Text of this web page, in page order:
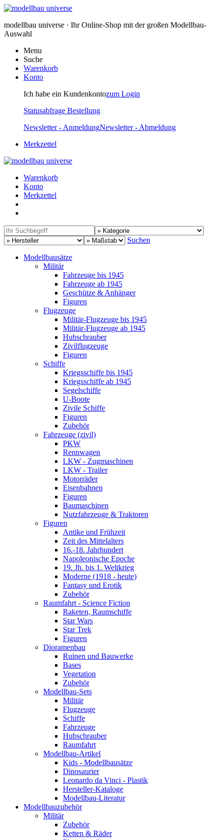
modellbau universe · Ihr Online-Shop mit der großen Modellbau-
Auswahl
Menu
Suche
Warenkorb
Konto
Ich habe ein Kundenkontozum Login
Statusabfrage Bestellung
Newsletter - AnmeldungNewsletter - Abmeldung
Merkzettel
Warenkorb
Konto
Merkzettel
Suchen
Modellbausätze
Militär
Fahrzeuge bis 1945
Fahrzeuge ab 1945
Geschütze & Anhänger
Figuren
Flugzeuge
Militär-Flugzeuge bis 1945
Militär-Flugzeuge ab 1945
Hubschrauber
Zivilflugzeuge
Figuren
Schiffe
Kriegsschiffe bis 1945
Kriegsschiffe ab 1945
Segelschiffe
U-Boote
Zivile Schiffe
Figuren
Zubehör
Fahrzeuge (zivil)
PKW
Rennwagen
LKW - Zugmaschinen
LKW - Trailer
Motorräder
Eisenbahnen
Figuren
Baumaschinen
Nutzfahrzeuge & Traktoren
Figuren
Antike und Frühzeit
Zeit des Mittelalters
16.-18. Jahrhundert
Napoleonische Epoche
19. Jh. bis 1. Weltkrieg
Moderne (1918 - heute)
Fantasy und Erotik
Zubehör
Raumfahrt - Science Fiction
Raketen, Raumschiffe
Star Wars
Star Trek
Figuren
Dioramenbau
Ruinen und Bauwerke
Bases
Vegetation
Zubehör
Modellbau-Sets
Militär
Flugzeuge
Schiffe
Fahrzeuge
Hubschrauber
Raumfahrt
Modellbau-Artikel
Kids - Modellbausätze
Dinosaurier
Leonardo da Vinci - Plastik
Hersteller-Kataloge
Modellbau-Literatur
Modellbauzubehör
Militär
Zubehör
Ketten & Räder